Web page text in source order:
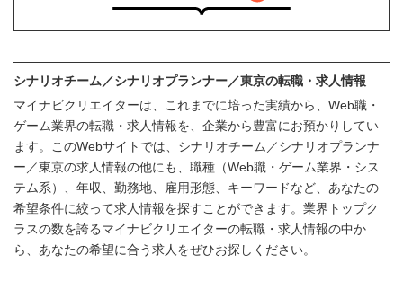
シナリオチーム／シナリオプランナー／東京の転職・求人情報
マイナビクリエイターは、これまでに培った実績から、Web職・
ゲーム業界の転職・求人情報を、企業から豊富にお預かりしてい
ます。このWebサイトでは、シナリオチーム／シナリオプランナ
ー／東京の求人情報の他にも、職種（Web職・ゲーム業界・シス
テム系）、年収、勤務地、雇用形態、キーワードなど、あなたの
希望条件に絞って求人情報を探すことができます。業界トップク
ラスの数を誇るマイナビクリエイターの転職・求人情報の中か
ら、あなたの希望に合う求人をぜひお探しください。